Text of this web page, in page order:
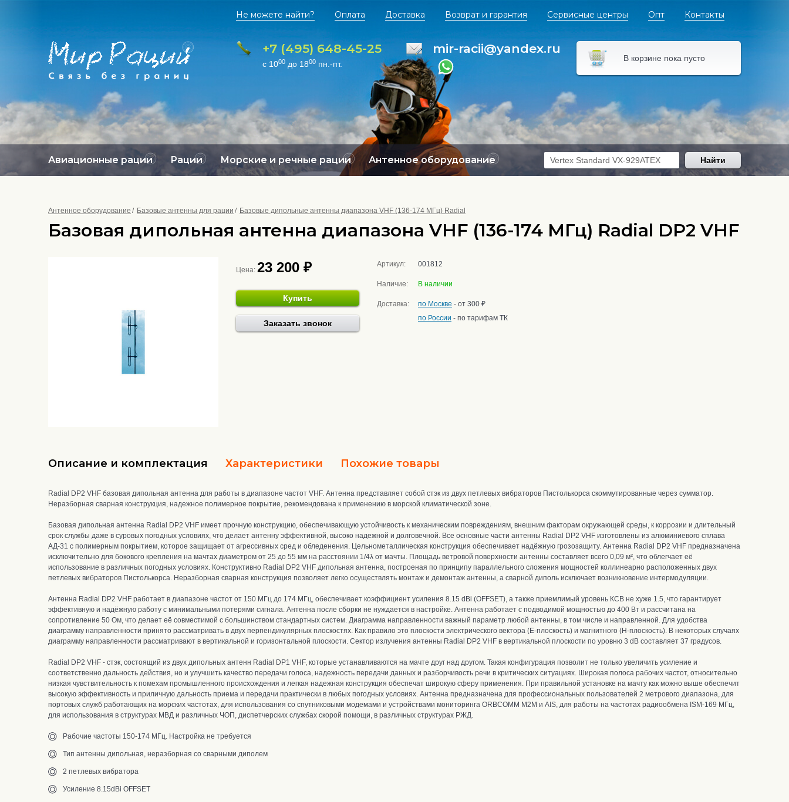
Не можете найти? Оплата Доставка Возврат и гарантия Сервисные центры Опт Контакты
+7 (495) 648-45-25
с 1000 до 1800 пн.-пт.
mir-racii@yandex.ru
В корзине пока пусто
Авиационные рации Рации Морские и речные рации Антенное оборудование Найти
Антенное оборудование Базовые антенны для рации Базовые дипольные антенны диапазона VHF (136-174 МГц) Radial
Базовая дипольная антенна диапазона VHF (136-174 МГц) Radial DP2 VHF
Цена: 23 200 ₽
Купить
Заказать звонок
Артикул: 001812
Наличие: В наличии
Доставка: по Москве - от 300 ₽
по России - по тарифам ТК
Описание и комплектация Характеристики Похожие товары
Radial DP2 VHF базовая дипольная антенна для работы в диапазоне частот VHF. Антенна представляет собой стэк из двух петлевых вибраторов Пистолькорса скоммутированные через сумматор.
Неразборная сварная конструкция, надежное полимерное покрытие, рекомендована к применению в морской климатической зоне.
Базовая дипольная антенна Radial DP2 VHF имеет прочную конструкцию, обеспечивающую устойчивость к механическим повреждениям, внешним факторам окружающей среды, к коррозии и длительный
срок службы даже в суровых погодных условиях, что делает антенну эффективной, высоко надежной и долговечной. Все основные части антенны Radial DP2 VHF изготовлены из алюминиевого сплава
АД-31 с полимерным покрытием, которое защищает от агрессивных сред и обледенения. Цельнометаллическая конструкция обеспечивает надёжную грозозащиту. Антенна Radial DP2 VHF предназначена
исключительно для бокового крепления на мачтах диаметром от 25 до 55 мм на расстоянии 1/4λ от мачты. Площадь ветровой поверхности антенны составляет всего 0,09 м², что облегчает её
использование в различных погодных условиях. Конструктивно Radial DP2 VHF дипольная антенна, построеная по принципу параллельного сложения мощностей коллинеарно расположенных двух
петлевых вибраторов Пистолькорса. Неразборная сварная конструкция позволяет легко осуществлять монтаж и демонтаж антенны, а сварной диполь исключает возникновение интермодуляции.
Антенна Radial DP2 VHF работает в диапазоне частот от 150 МГц до 174 МГц, обеспечивает коэффициент усиления 8.15 dBi (OFFSET), а также приемлимый уровень КСВ не хуже 1.5, что гарантирует
эффективную и надёжную работу с минимальными потерями сигнала. Антенна после сборки не нуждается в настройке. Антенна работает с подводимой мощностью до 400 Вт и рассчитана на
сопротивление 50 Ом, что делает её совместимой с большинством стандартных систем. Диаграмма направленности важный параметр любой антенны, в том числе и направленной. Для удобства
диаграмму направленности принято рассматривать в двух перпендикулярных плоскостях. Как правило это плоскости электрического вектора (E-плоскость) и магнитного (H-плоскость). В некоторых случаях
диаграмму направленности рассматривают в вертикальной и горизонтальной плоскости. Сектор излучения антенны Radial DP2 VHF в вертикальной плоскости по уровню 3 dB составляет 37 градусов.
Radial DP2 VHF - стэк, состоящий из двух дипольных антенн Radial DP1 VHF, которые устанавливаются на мачте друг над другом. Такая конфигурация позволит не только увеличить усиление и
соответственно дальность действия, но и улучшить качество передачи голоса, надежность передачи данных и разборчивость речи в критических ситуациях. Широкая полоса рабочих частот, относительно
низкая чувствительность к помехам промышленного происхождения и легкая надежная конструкция обеспечат широкую сферу применения. При правильной установке на мачту как можно выше обеспечит
высокую эффективность и приличную дальность приема и передачи практически в любых погодных условиях. Антенна предназначена для профессиональных пользователей 2 метрового диапазона, для
портовых служб работающих на морских частотах, для использования со спутниковыми модемами и устройствами мониторинга ORBCOMM M2M и AIS, для работы на частотах радиообмена ISM-169 МГц,
для использования в структурах МВД и различных ЧОП, диспетчерских службах скорой помощи, в различных структурах РЖД.
Рабочие частоты 150-174 МГц. Настройка не требуется
Тип антенны дипольная, неразборная со сварными диполем
2 петлевых вибратора
Усиление 8.15dBi OFFSET